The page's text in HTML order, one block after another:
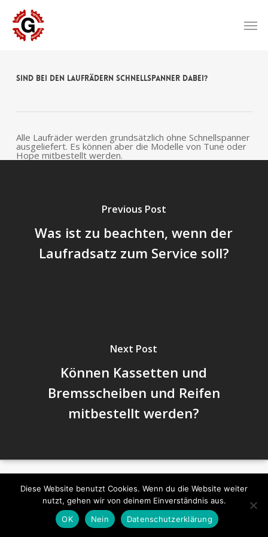
main
content
Sind bei den Laufrädern Schnellspanner dabei?
Alle Laufräder werden grundsätzlich ohne Schnellspanner
ausgeliefert. Es können aber die Modelle von Tune oder
Hope mitbestellt werden.
Previous Post
Was ist zu beachten, wenn der
Laufradsatz zum Service soll?
Next Post
Können Kassetten und
Bremsscheiben und Reifen
mitbestellt werden?
instagram
Diese Website benutzt Cookies. Wenn du die Website weiter
nutzt, gehen wir von deinem Einverständnis aus.
OK
Nein Datenschutzerklärung